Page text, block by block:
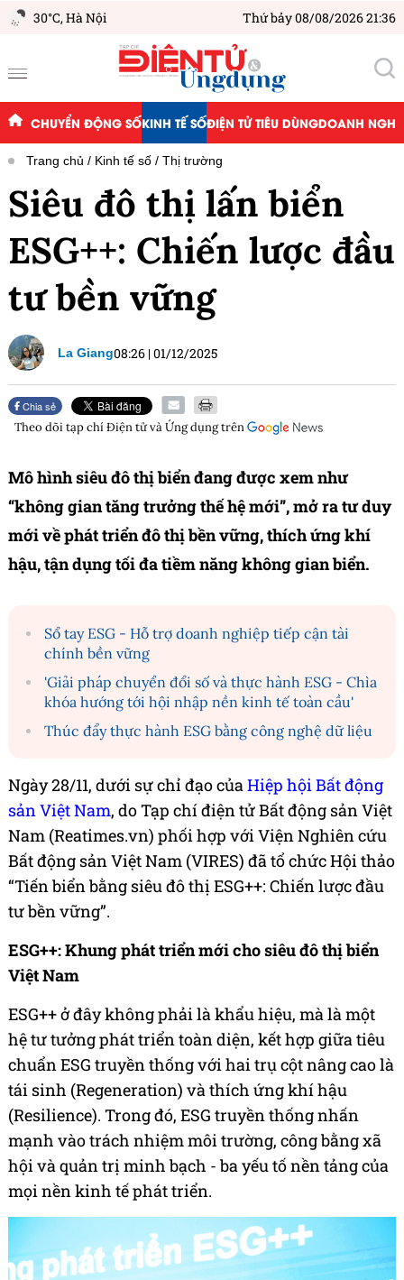
30°C,Hà Nội Thứ bảy 08/08/2026 21:36
CHUYỂN ĐỘNG SỐKINH TẾ SỐĐIỆN TỬ TIÊU DÙNGDOANH
Trang chủ Kinh tế số Thị trường
Siêu đô thị lấn biển
ESG++: Chiến lược đầu
tư bền vững
La Giang08:26 |01/12/2025
Chia sẻ
Theo dõi tạp chíĐiện tử và Ứng dụngtrên
Mô hình siêu đô thị biển đang được xem như
“không gian tăng trưởng thế hệ mới”, mở ra tư duy
mới về phát triển đô thị bền vững, thích ứng khí
hậu, tận dụng tối đa tiềm năng không gian biển.
Sổ tay ESG - Hỗ trợ doanh nghiệp tiếp cận tài
chính bền vững
'Giải pháp chuyển đổi số và thực hành ESG - Chìa
khóa hướng tới hội nhập nền kinh tế toàn cầu'
Thúc đẩy thực hành ESG bằng công nghệ dữ liệu
Ngày 28/11, dưới sự chỉ đạo củaHiệp hội Bất động
sản Việt Nam, do Tạp chí điện tử Bất động sản Việt
Nam (Reatimes.vn) phối hợp với Viện Nghiên cứu
Bất động sản Việt Nam (VIRES) đã tổ chức Hội thảo
“Tiến biển bằng siêu đô thị ESG++: Chiến lược đầu
tư bền vững”.
ESG++: Khung phát triển mới cho siêu đô thị biển
Việt Nam
ESG++ ở đây không phải là khẩu hiệu, mà là một
hệ tư tưởng phát triển toàn diện, kết hợp giữa tiêu
chuẩn ESG truyền thống với hai trụ cột nâng cao là
tái sinh (Regeneration) và thích ứng khí hậu
(Resilience). Trong đó, ESG truyền thống nhấn
mạnh vào trách nhiệm môi trường, công bằng xã
hội và quản trị minh bạch - ba yếu tố nền tảng của
mọi nền kinh tế phát triển.